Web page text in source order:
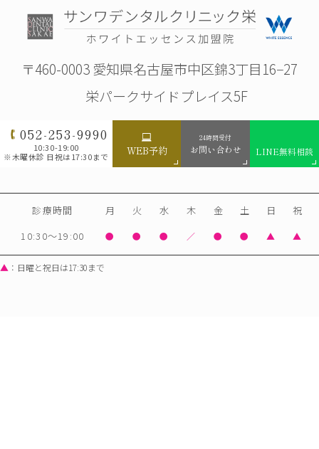
〒460-0003 愛知県名古屋市中区錦3丁目16−27
栄パークサイドプレイス5F
052-253-9990
10:30-19:00
※木曜休診 日祝は17:30まで
WEB予約
24時間受付
お問い合わせ LINE無料相談
診療時間 月 火 水 木 金 土 日
祝
10:30～19:00
● ● ● ／ ● ● ▲ ▲
▲ ：日曜と祝日は17:30まで